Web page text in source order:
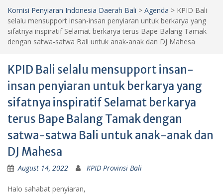
Komisi Penyiaran Indonesia Daerah Bali > Agenda > KPID Bali
selalu mensupport insan-insan penyiaran untuk berkarya yang
sifatnya inspiratif Selamat berkarya terus Bape Balang Tamak
dengan satwa-satwa Bali untuk anak-anak dan DJ Mahesa
KPID Bali selalu mensupport insan-
insan penyiaran untuk berkarya yang
sifatnya inspiratif Selamat berkarya
terus Bape Balang Tamak dengan
satwa-satwa Bali untuk anak-anak dan
DJ Mahesa
August 14, 2022 KPID Provinsi Bali
Halo sahabat penyiaran,